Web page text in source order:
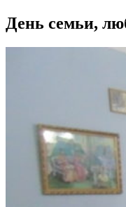
День семьи,